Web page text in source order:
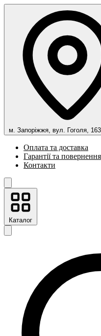
м. Запоріжжя, вул. Гоголя,
Оплата та доставка
Гарантії та повернення
Контакти
Каталог